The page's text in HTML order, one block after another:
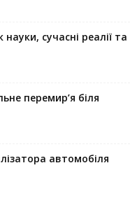
сучасні реалії та
перемир’я біля
автомобіля